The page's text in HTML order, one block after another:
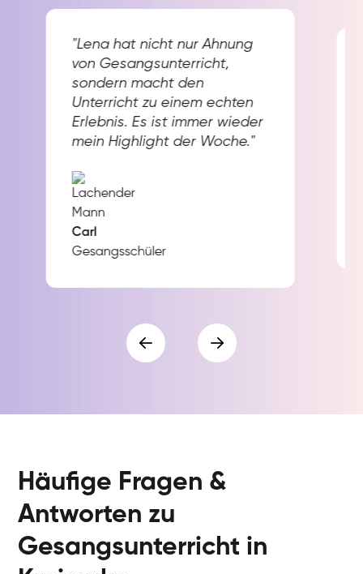
"Lena hat nicht nur Ahnung
von Gesangsunterricht,
sondern macht den
Unterricht zu einem echten
Erlebnis. Es ist immer wieder
mein Highlight der Woche."
Carl
Gesangsschüler
Häufige Fragen &
Antworten zu
Gesangsunterricht in